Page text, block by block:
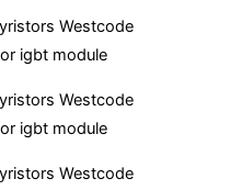
Westcode
igbt module
Westcode
igbt module
Westcode